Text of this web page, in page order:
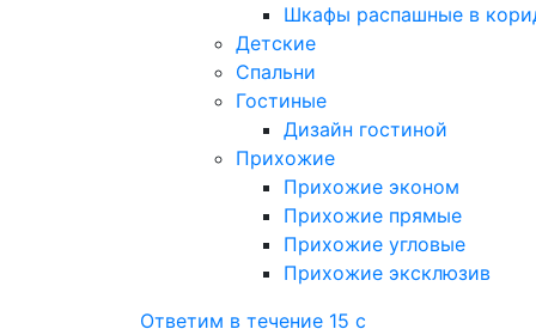
Шкафы распашные в
Детские
Спальни
Гостиные
Дизайн гостиной
Прихожие
Прихожие эконом
Прихожие прямые
Прихожие угловые
Прихожие эксклюзив
Ответим в течение 15 с